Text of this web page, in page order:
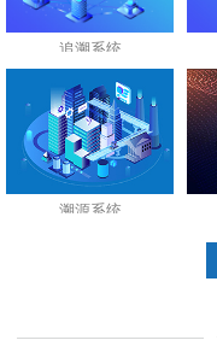
追溯系统
溯源系统